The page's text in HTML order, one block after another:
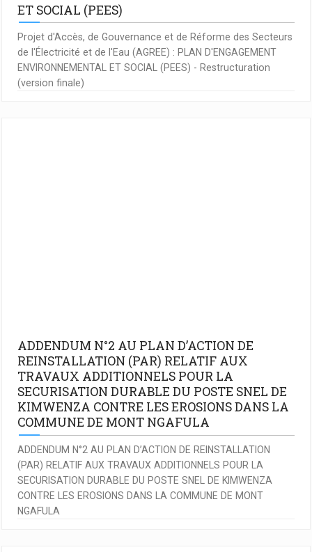
ET SOCIAL (PEES)
Projet d'Accès, de Gouvernance et de Réforme des Secteurs
de l'Électricité et de l'Eau (AGREE) : PLAN D'ENGAGEMENT
ENVIRONNEMENTAL ET SOCIAL (PEES) - Restructuration
(version finale)
ADDENDUM N°2 AU PLAN D’ACTION DE
REINSTALLATION (PAR) RELATIF AUX
TRAVAUX ADDITIONNELS POUR LA
SECURISATION DURABLE DU POSTE SNEL DE
KIMWENZA CONTRE LES EROSIONS DANS LA
COMMUNE DE MONT NGAFULA
ADDENDUM N°2 AU PLAN D’ACTION DE REINSTALLATION
(PAR) RELATIF AUX TRAVAUX ADDITIONNELS POUR LA
SECURISATION DURABLE DU POSTE SNEL DE KIMWENZA
CONTRE LES EROSIONS DANS LA COMMUNE DE MONT
NGAFULA